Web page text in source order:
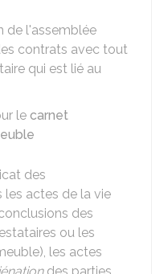
de l'assemblée
contrats avec tout
qui est lié au
le carnet
des
les actes de la vie
des
ou les
les actes